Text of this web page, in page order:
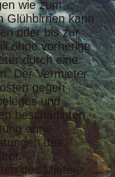
wie zum
Glühbirnen kann
oder bis zur
ohne vorherige
durch eine
Der Vermieter
gegen
und
beschädigten
ohne
des
des Mieters,